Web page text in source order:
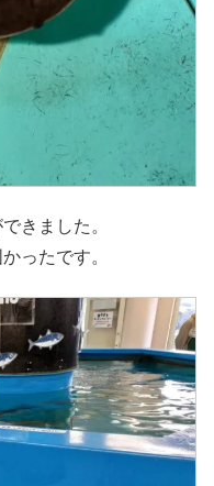
きました。
ったです。